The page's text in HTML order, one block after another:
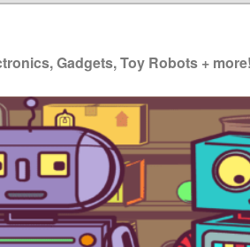
Gadgets, Toy Robots + more!